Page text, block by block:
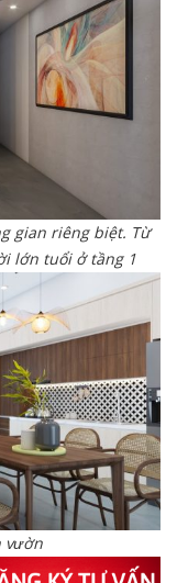
gian riêng biệt. Từ
lớn tuổi ở tầng 1
vườn